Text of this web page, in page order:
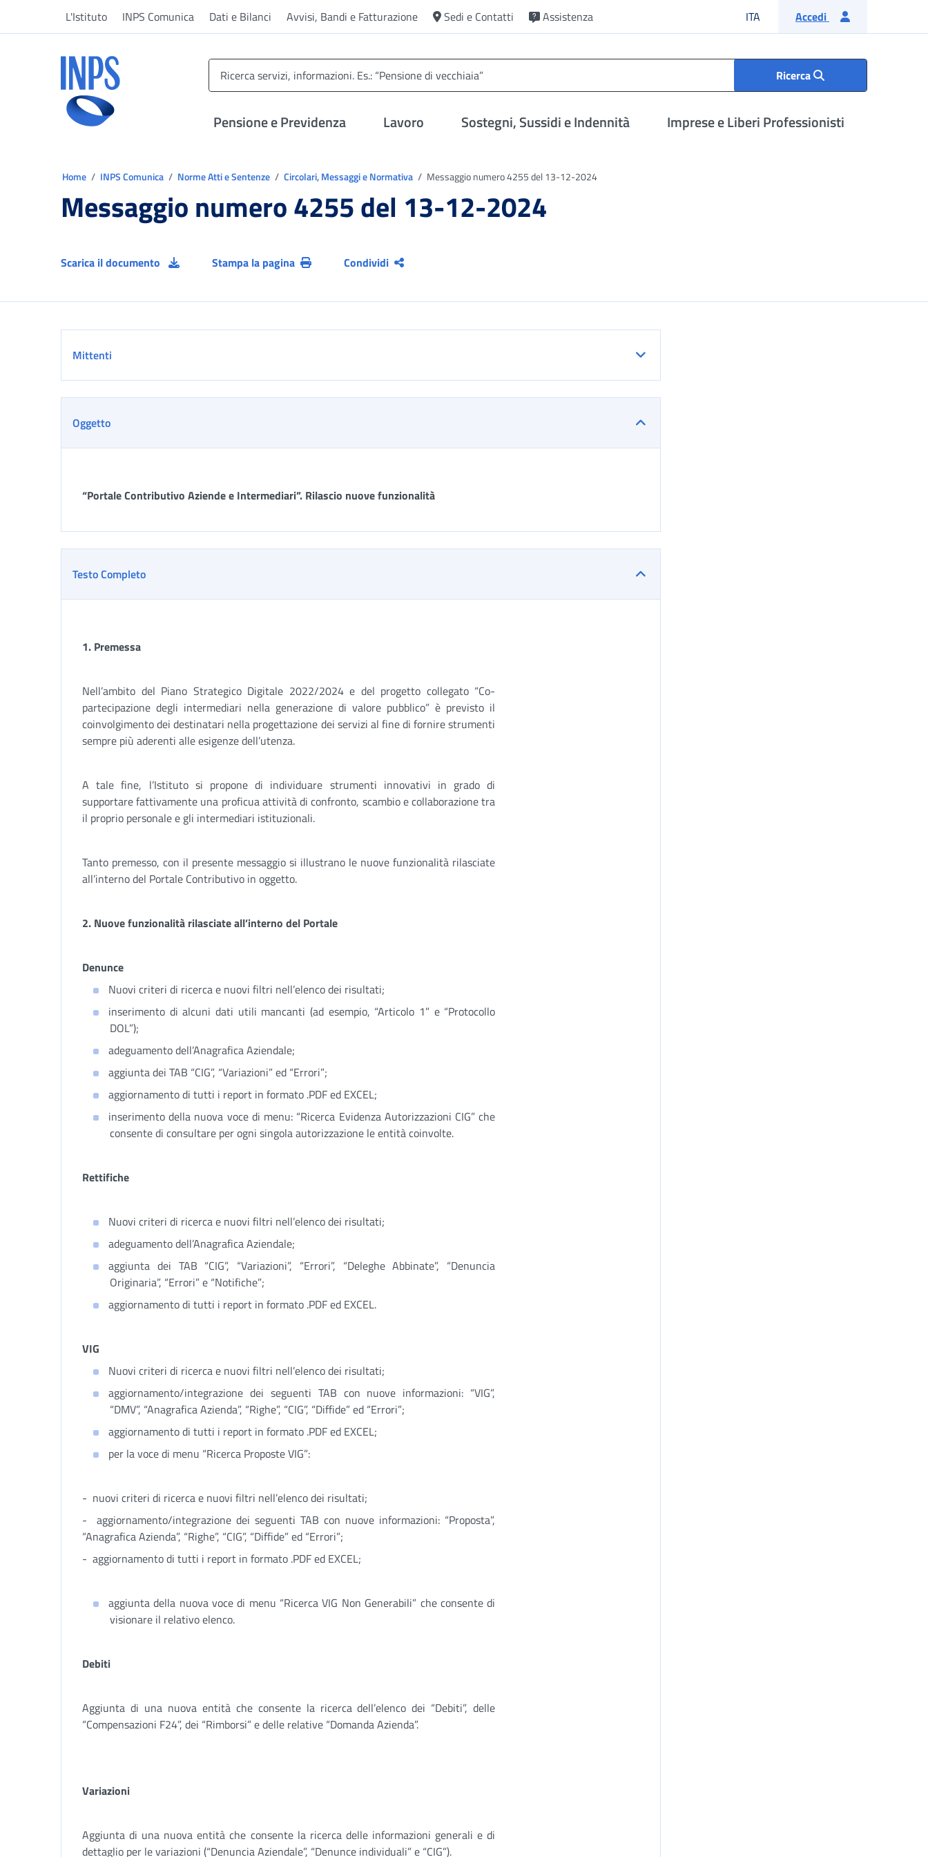
L'Istituto INPS Comunica Dati e Bilanci Avvisi, Bandi e Fatturazione Sedi e Contatti Assistenza ITA Lingua italiana
Accedi
Ricerca
Pensione e Previdenza Lavoro Sostegni, Sussidi e Indennità Imprese e Liberi Professionisti
Home INPS Comunica Norme Atti e Sentenze Circolari, Messaggi e Normativa Messaggio numero 4255 del 13-12-2024
Messaggio numero 4255 del 13-12-2024
Scarica il documento Stampa la pagina Condividi
Mittenti
Oggetto
“Portale Contributivo Aziende e Intermediari”. Rilascio nuove funzionalità
Testo Completo
1. Premessa
Nell’ambito del Piano Strategico Digitale 2022/2024 e del progetto collegato “Co-
partecipazione degli intermediari nella generazione di valore pubblico” è previsto il
coinvolgimento dei destinatari nella progettazione dei servizi al fine di fornire strumenti
sempre più aderenti alle esigenze dell’utenza.
A tale fine, l’Istituto si propone di individuare strumenti innovativi in grado di
supportare fattivamente una proficua attività di confronto, scambio e collaborazione tra
il proprio personale e gli intermediari istituzionali.
Tanto premesso, con il presente messaggio si illustrano le nuove funzionalità rilasciate
all’interno del Portale Contributivo in oggetto.
2. Nuove funzionalità rilasciate all’interno del Portale
Denunce
Nuovi criteri di ricerca e nuovi filtri nell’elenco dei risultati;
inserimento di alcuni dati utili mancanti (ad esempio, “Articolo 1” e “Protocollo
DOL”);
adeguamento dell’Anagrafica Aziendale;
aggiunta dei TAB “CIG”, “Variazioni” ed “Errori”;
aggiornamento di tutti i report in formato .PDF ed EXCEL;
inserimento della nuova voce di menu: “Ricerca Evidenza Autorizzazioni CIG” che
consente di consultare per ogni singola autorizzazione le entità coinvolte.
Rettifiche
Nuovi criteri di ricerca e nuovi filtri nell’elenco dei risultati;
adeguamento dell’Anagrafica Aziendale;
aggiunta dei TAB “CIG”, “Variazioni”, “Errori”, “Deleghe Abbinate”, “Denuncia
Originaria”, “Errori” e “Notifiche”;
aggiornamento di tutti i report in formato .PDF ed EXCEL.
VIG
Nuovi criteri di ricerca e nuovi filtri nell’elenco dei risultati;
aggiornamento/integrazione dei seguenti TAB con nuove informazioni: “VIG”,
“DMV”, “Anagrafica Azienda”, “Righe”, “CIG”, “Diffide” ed “Errori”;
aggiornamento di tutti i report in formato .PDF ed EXCEL;
per la voce di menu “Ricerca Proposte VIG”:
- nuovi criteri di ricerca e nuovi filtri nell’elenco dei risultati;
- aggiornamento/integrazione dei seguenti TAB con nuove informazioni: “Proposta”,
“Anagrafica Azienda”, “Righe”, “CIG”, “Diffide” ed “Errori”;
- aggiornamento di tutti i report in formato .PDF ed EXCEL;
aggiunta della nuova voce di menu “Ricerca VIG Non Generabili” che consente di
visionare il relativo elenco.
Debiti
Aggiunta di una nuova entità che consente la ricerca dell’elenco dei “Debiti”, delle
“Compensazioni F24”, dei “Rimborsi” e delle relative “Domanda Azienda”.
Variazioni
Aggiunta di una nuova entità che consente la ricerca delle informazioni generali e di
dettaglio per le variazioni (“Denuncia Aziendale”, “Denunce individuali” e “CIG”).